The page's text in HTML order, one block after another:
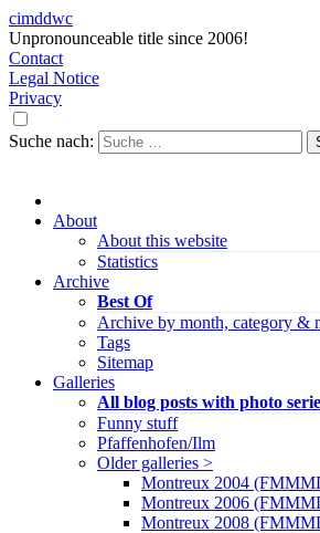
cimddwc
Unpronounceable title since 2006!
Contact
Legal Notice
Privacy
Suche nach:
About
About this website
Statistics
Archive
Best Of
Archive by month, category &
Tags
Sitemap
Galleries
All blog posts with photo
Funny stuff
Pfaffenhofen/Ilm
Older galleries >
Montreux 2004
Montreux 2006
Montreux 2008